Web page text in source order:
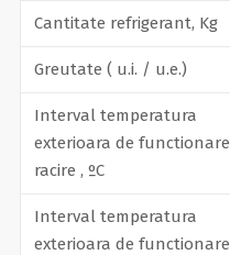
Cantitate refrigerant, Kg
Greutate ( u.i. / u.e.)
Interval temperatura
exterioara de functionare
racire , ºC
Interval temperatura
exterioara de functionare